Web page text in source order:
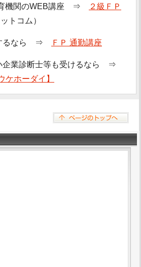
育機関のWEB講座 ⇒
２級ＦＰ
トコム）
するなら ⇒ ＦＰ 通勤講座
企業診断士等も受けるなら ⇒
ケホーダイ】